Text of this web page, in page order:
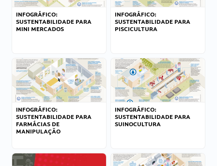
INFOGRÁFICO:
SUSTENTABILIDADE PARA
MINI MERCADOS
INFOGRÁFICO:
SUSTENTABILIDADE PARA
PISCICULTURA
INFOGRÁFICO:
SUSTENTABILIDADE PARA
FARMÁCIAS DE
MANIPULAÇÃO
INFOGRÁFICO:
SUSTENTABILIDADE PARA
SUINOCULTURA